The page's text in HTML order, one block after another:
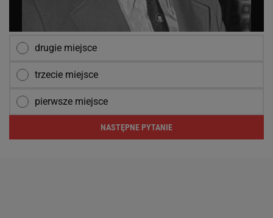
drugie miejsce
trzecie miejsce
pierwsze miejsce
NASTĘPNE PYTANIE